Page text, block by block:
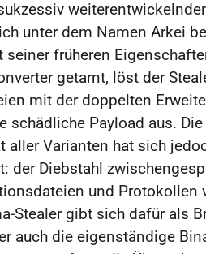
unter dem Namen Arkei
seiner früheren
getarnt, löst der
mit der doppelten
schädliche Payload aus. Die
aller Varianten hat sich
der Diebstahl
und Protokollen
Stealer gibt sich dafür als
auch die eigenständige